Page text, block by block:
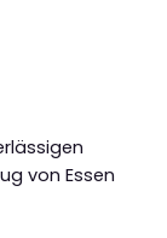
von Essen